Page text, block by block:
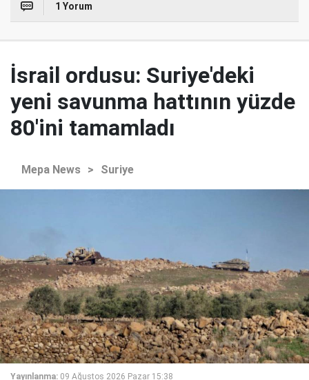
1 Yorum
İsrail ordusu: Suriye'deki
yeni savunma hattının yüzde
80'ini tamamladı
Mepa News > Suriye
Yayınlanma: 09 Ağustos 2026 Pazar 15:38